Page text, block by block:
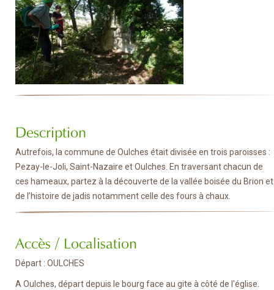
Description
Autrefois, la commune de Oulches était divisée en trois paroisses :
Pezay-le-Joli, Saint-Nazaire et Oulches. En traversant chacun de
ces hameaux, partez à la découverte de la vallée boisée du Brion et
de l’histoire de jadis notamment celle des fours à chaux.
Accès / Localisation
Départ : OULCHES
A Oulches, départ depuis le bourg face au gite à côté de l'église.